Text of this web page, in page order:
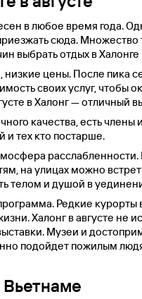
в любое время года.
сюда.
выбрать отдых в
цены. После пика
своих услуг, чтобы
в Халонг — отличный
качества, есть
тех кто постарше.
на улицах можно
телом и душой в
Редкие
Халонг в августе не
Музеи и
подойдет пожилым
Вьетнаме